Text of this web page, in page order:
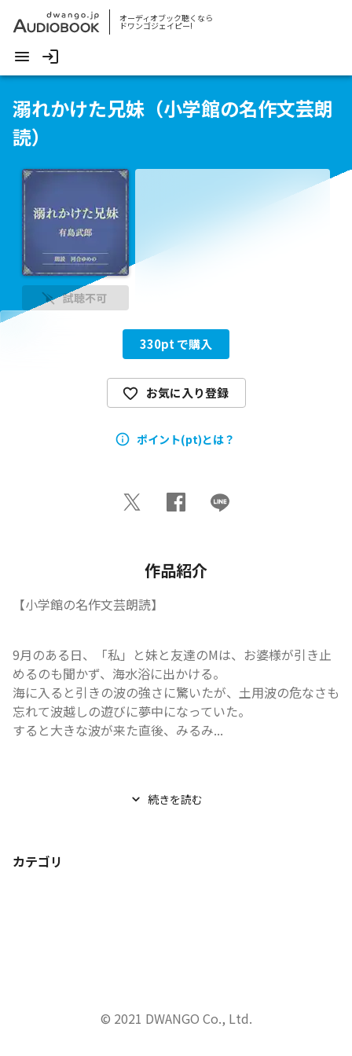
オーディオブック聴くなら
ドワンゴジェイピー!
溺れかけた兄妹（小学館の名作文芸朗
読）
試聴不可
330pt で購入
お気に入り登録
ポイント(pt)とは？
作品紹介
【小学館の名作文芸朗読】
9月のある日、「私」と妹と友達のMは、お婆様が引き止
めるのも聞かず、海水浴に出かける。
海に入ると引きの波の強さに驚いたが、土用波の危なさも
忘れて波越しの遊びに夢中になっていた。
すると大きな波が来た直後、みるみ...
続きを読む
カテゴリ
© 2021 DWANGO Co., Ltd.